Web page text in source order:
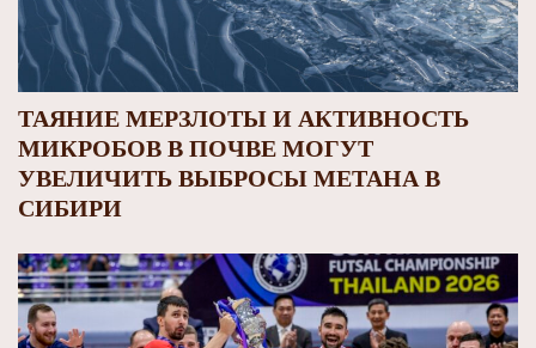
ТАЯНИЕ МЕРЗЛОТЫ И АКТИВНОСТЬ
МИКРОБОВ В ПОЧВЕ МОГУТ
УВЕЛИЧИТЬ ВЫБРОСЫ МЕТАНА В
СИБИРИ